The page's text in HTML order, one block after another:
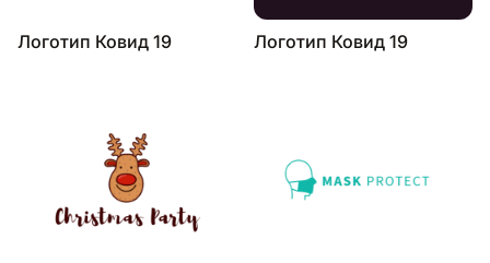
Логотип Ковид 19 Логотип Ковид 19